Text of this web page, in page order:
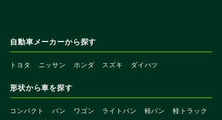
自動車メーカーから探す
トヨタ ニッサン ホンダ スズキ ダイハツ
形状から車を探す
コンパクト バン ワゴン ライトバン 軽バン
軽トラック